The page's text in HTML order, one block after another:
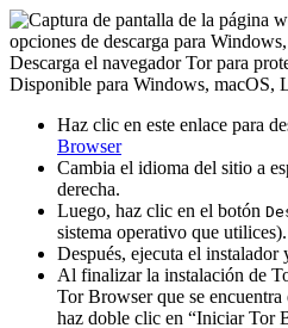
Descarga el navegador Tor para
Disponible para Windows, macOS,
Haz clic en este enlace para
Browser
Cambia el idioma del sitio a
derecha.
Luego, haz clic en el botón
sistema operativo que utilices).
Después, ejecuta el instalador
Al finalizar la instalación de
Tor Browser que se
haz doble clic en “Iniciar Tor